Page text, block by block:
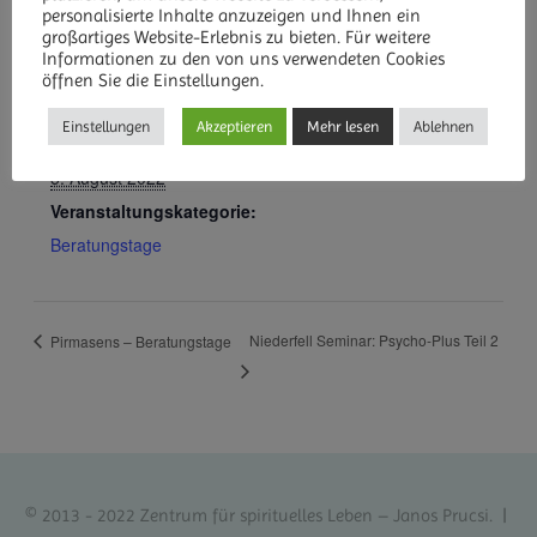
DETAILS
Datum:
5. August 2022
Veranstaltungskategorie:
Beratungstage
Pirmasens – Beratungstage Niederfell Seminar: Psycho-Plus Teil 2
© 2013 - 2022 Zentrum für spirituelles Leben – Janos Prucsi. |
personalisierte Inhalte anzuzeigen und Ihnen ein
großartiges Website-Erlebnis zu bieten. Für weitere
Informationen zu den von uns verwendeten Cookies
öffnen Sie die Einstellungen.
Einstellungen Akzeptieren Mehr lesen Ablehnen